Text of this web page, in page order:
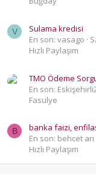
V
Sulama kredisi
En son: vasago
Hızlı Paylaşım
TMO Ödeme
En son:
Fasulye
B
banka faizi,
En son: behcet arı
Hızlı Paylaşım